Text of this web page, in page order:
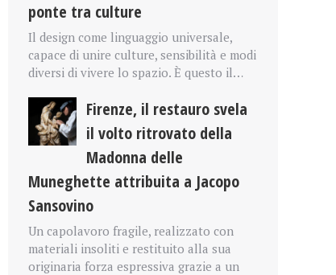
ponte tra culture
Il design come linguaggio universale,
capace di unire culture, sensibilità e modi
diversi di vivere lo spazio. È questo il…
Firenze, il restauro svela
il volto ritrovato della
Madonna delle
Muneghette attribuita a Jacopo
Sansovino
Un capolavoro fragile, realizzato con
materiali insoliti e restituito alla sua
originaria forza espressiva grazie a un